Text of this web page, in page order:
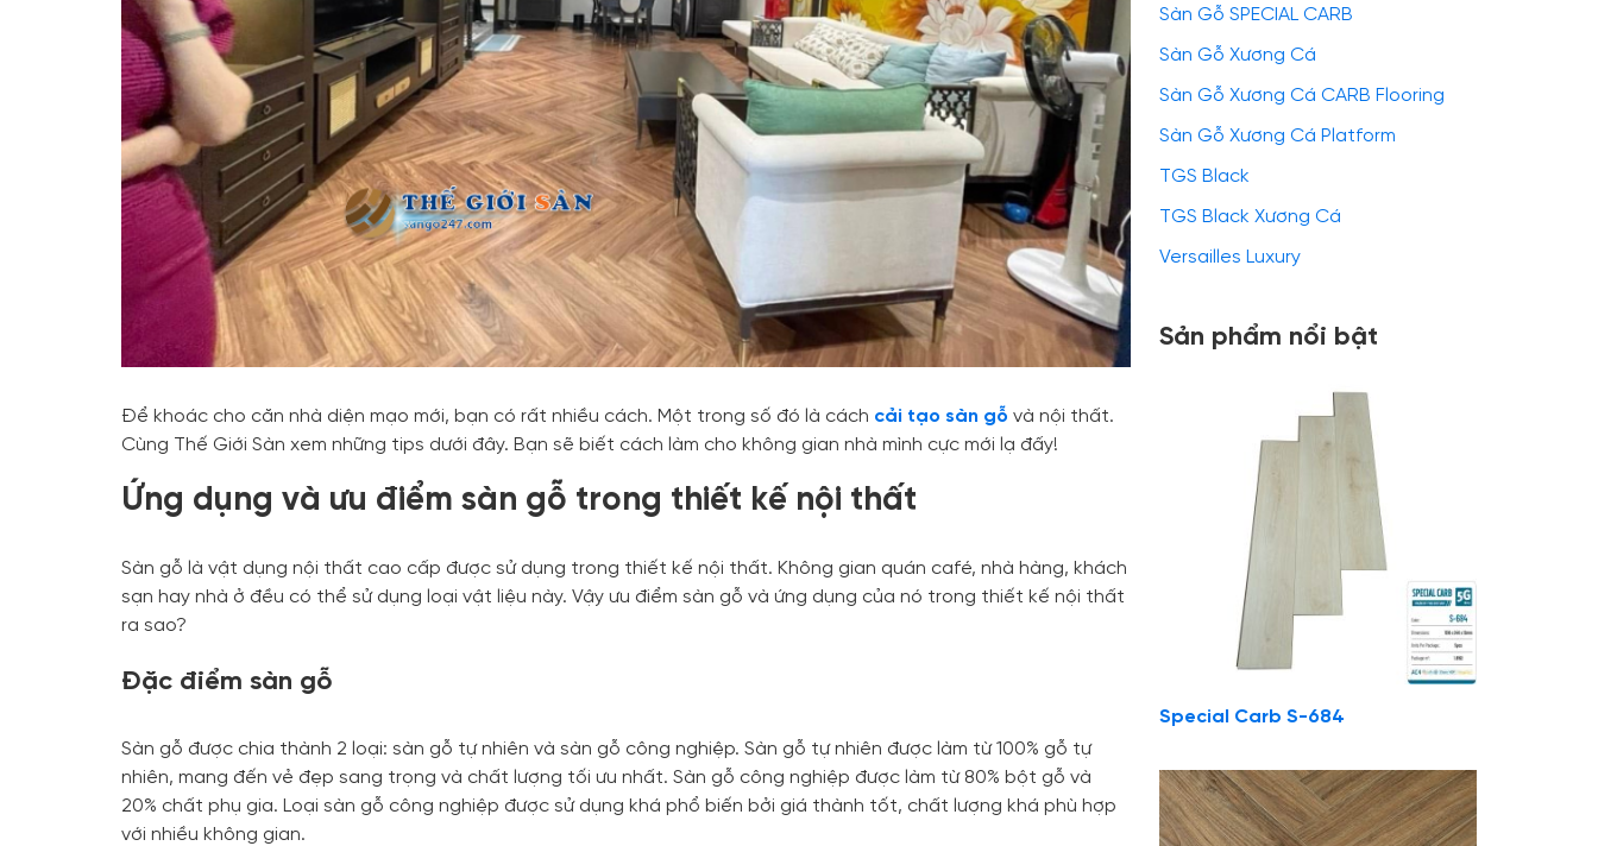
Để khoác cho căn nhà diện mạo mới, bạn có rất nhiều cách. Một trong số đó là cách cải tạo sàn gỗ và nội thất.
Cùng Thế Giới Sàn xem những tips dưới đây. Bạn sẽ biết cách làm cho không gian nhà mình cực mới lạ đấy!
Ứng dụng và ưu điểm sàn gỗ trong thiết kế nội thất
Sàn gỗ là vật dụng nội thất cao cấp được sử dụng trong thiết kế nội thất. Không gian quán café, nhà hàng, khách
sạn hay nhà ở đều có thể sử dụng loại vật liệu này. Vậy ưu điểm sàn gỗ và ứng dụng của nó trong thiết kế nội thất
ra sao?
Đặc điểm sàn gỗ
Sàn gỗ được chia thành 2 loại: sàn gỗ tự nhiên và sàn gỗ công nghiệp. Sàn gỗ tự nhiên được làm từ 100% gỗ tự
nhiên, mang đến vẻ đẹp sang trọng và chất lượng tối ưu nhất. Sàn gỗ công nghiệp được làm từ 80% bột gỗ và
20% chất phụ gia. Loại sàn gỗ công nghiệp được sử dụng khá phổ biến bởi giá thành tốt, chất lượng khá phù hợp
với nhiều không gian.
Sàn Gỗ SPECIAL CARB
Sàn Gỗ Xương Cá
Sàn Gỗ Xương Cá CARB Flooring
Sàn Gỗ Xương Cá Platform
TGS Black
TGS Black Xương Cá
Versailles Luxury
Sản phẩm nổi bật
Special Carb S-684